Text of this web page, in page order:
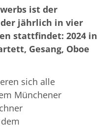
ist der
jährlich in vier
stattfindet: 2024 in
Gesang, Oboe
sich alle
Münchener